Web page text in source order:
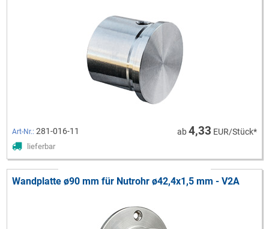
Art-Nr.: 281-016-11 ab4,33 EUR/Stück*
lieferbar
Wandplatte ø90 mm für Nutrohr ø42,4x1,5 mm - V2A